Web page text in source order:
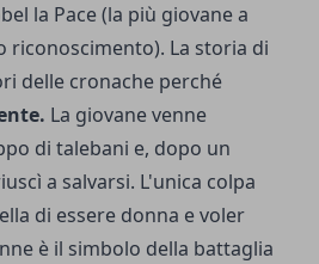
la Pace (la più giovane a
riconoscimento). La storia di
delle cronache perché
La giovane venne
di talebani e, dopo un
a salvarsi. L'unica colpa
di essere donna e voler
è il simbolo della battaglia